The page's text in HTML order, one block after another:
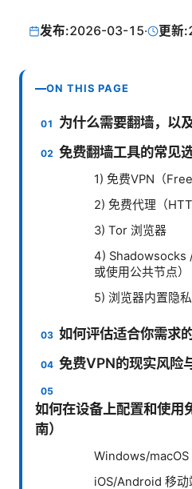
发布:2026-03-15· 更新:
ON THIS PAGE
为什么需要翻墙，以
免费翻墙工具的常见
1) 免费VPN（Free
2) 免费代理（
3) Tor 浏览器
4) Shadowsocks
或使用公共节点）
5) 浏览器内置隐
如何评估适合你需求
免费VPN的现实风险
如何在设备上配置和使用
南）
Windows/macOS
iOS/Android 移动